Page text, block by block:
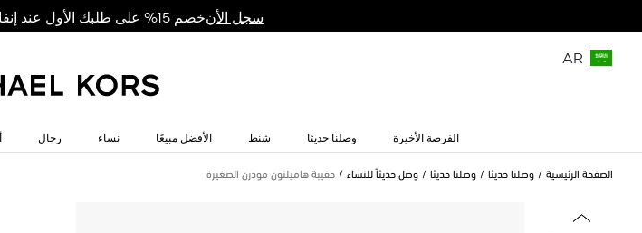
سجل الأنخصم 15% على طلبك الأول عند إنفاق 950 ريال سعودي: MKFIRST
AR
الفرصة الأخيرة وصلنا حديثا شنط الأفضل مبيعًا نساء رجال
الصفحة الرئيسية وصلنا حديثا وصلنا حديثا وصل حديثاً للنساء حقيبة هاميلتون مودرن الصغيرة